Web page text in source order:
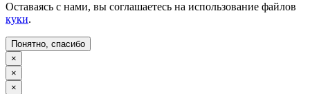
Оставаясь с нами, вы соглашаетесь на использование файлов
куки.
Понятно, спасибо
×
×
×